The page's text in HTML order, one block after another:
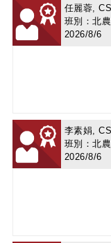
任麗蓉,
班別：北
2026/8/6
李素娟,
班別：北
2026/8/6